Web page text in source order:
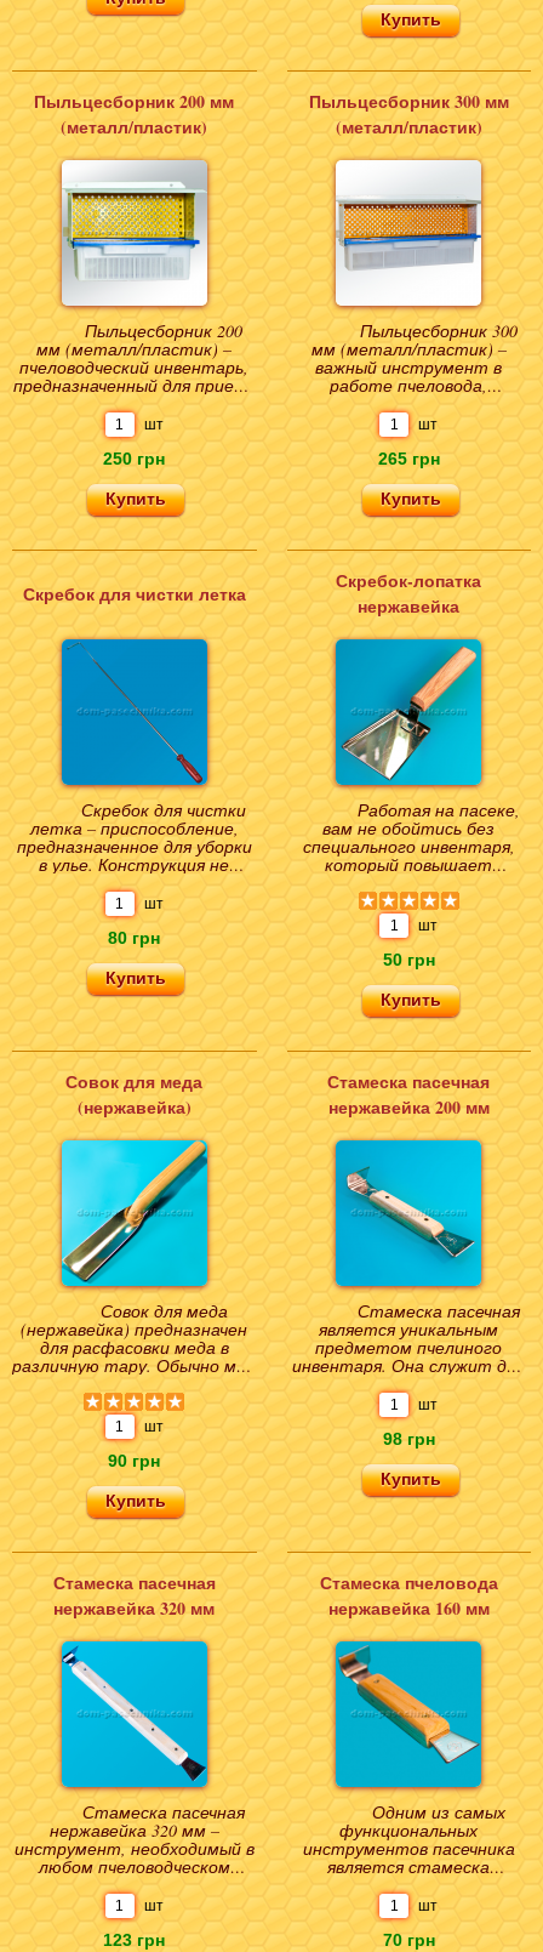
шт
250 грн
Пыльцесборник 200 мм
(металл/пластик)
Пыльцесборник 200
мм (металл/пластик) –
пчеловодческий инвентарь,
предназначенный для приема
и временного хранения
пыльцы. Конструкц.. шт
265 грн
Пыльцесборник 300 мм
(металл/пластик)
Пыльцесборник 300
мм (металл/пластик) –
важный инструмент в
работе пчеловода,
выполняет функцию сбора
обножки. При установленной
кон..
шт
80 грн
Скребок для чистки летка
Скребок для чистки
летка – приспособление,
предназначенное для уборки
в улье. Конструкция не
предполагает съема крыши,
выемки рамок ..
шт
50 грн
Скребок-лопатка
нержавейка
Работая на пасеке,
вам не обойтись без
специального инвентаря,
который повышает
производительность и
существенно облегчает
пасечные ..
шт
90 грн
Совок для меда
(нержавейка)
Совок для меда
(нержавейка) предназначен
для расфасовки меда в
различную тару. Обычно мед
откачивают в бидоны и
другие емкости. Так .. шт
98 грн
Стамеска пасечная
нержавейка 200 мм
Стамеска пасечная
является уникальным
предметом пчелиного
инвентаря. Она служит для
ухода за ульями. Ширина
изделия - 45 мм, дли..
шт
123 грн
Стамеска пасечная
нержавейка 320 мм
Стамеска пасечная
нержавейка 320 мм –
инструмент, необходимый в
любом пчеловодческом
хозяйстве. Инвентарь
применяется при
проведении..
шт
70 грн
Стамеска пчеловода
нержавейка 160 мм
Одним из самых
функциональных
инструментов пасечника
является стамеска
пчеловода 160мм с
деревянной ручкой. В
основном ее применяют ..